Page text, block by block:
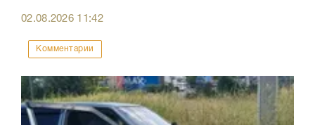
02.08.2026 11:42
Комментарии